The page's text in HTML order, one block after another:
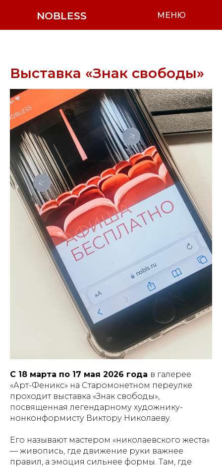
NOBLESS МЕНЮ
Выставка «Знак свободы»
С 18 марта по 17 мая 2026 года в галерее
«Арт-Феникс» на Старомонетном переулке
проходит выставка «Знак свободы»,
посвященная легендарному художнику-
нонконформисту Виктору Николаеву.
Его называют мастером «николаевского жеста»
— живопись, где движение руки важнее
правил, а эмоция сильнее формы. Там, где